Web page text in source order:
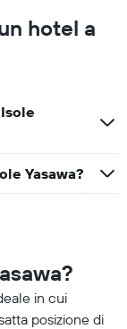
hotel a
Yasawa?
in cui
posizione di